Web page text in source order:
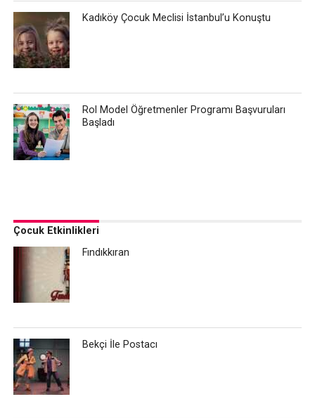
Kadıköy Çocuk Meclisi İstanbul’u Konuştu
Rol Model Öğretmenler Programı Başvuruları
Başladı
Çocuk Etkinlikleri
Fındıkkıran
Bekçi İle Postacı